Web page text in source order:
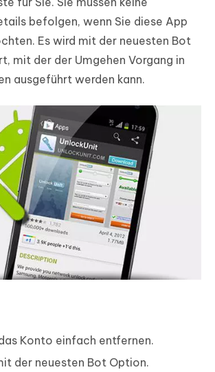
befolgen, wenn Sie diese App
Es wird mit der neuesten Bot
mit der der Umgehen Vorgang in
ausgeführt werden kann.
Konto einfach entfernen.
der neuesten Bot Option.